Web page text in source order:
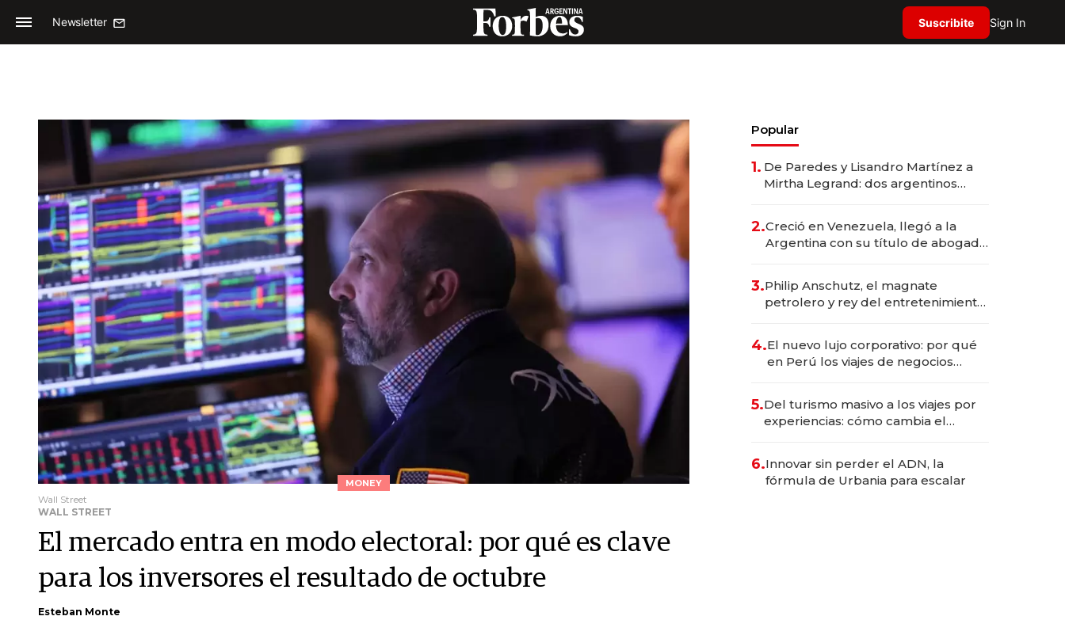
Newsletter Suscribite Sign In
MONEY
Wall Street
WALL STREET
El mercado entra en modo electoral: por qué es clave
para los inversores el resultado de octubre
Esteban Monte
Popular
1. De Paredes y Lisandro Martínez a
Mirtha Legrand: dos argentinos
2.Creció en Venezuela, llegó a la
Argentina con su título de abogado
marcas "fast premium"
3.Philip Anschutz, el magnate
petrolero y rey del entretenimiento
4.El nuevo lujo corporativo: por qué
en Perú los viajes de negocios
transformadoras
5.Del turismo masivo a los viajes por
experiencias: cómo cambia el
6.Innovar sin perder el ADN, la
fórmula de Urbania para escalar